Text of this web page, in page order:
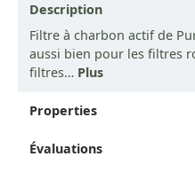
Description
Filtre à charbon actif de
aussi bien pour les filtres
filtres… Plus
Properties
Évaluations